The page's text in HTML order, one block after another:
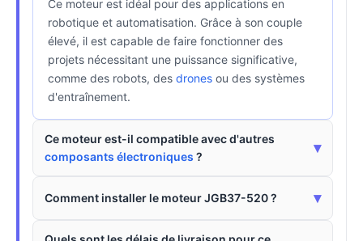
Ce moteur est idéal pour des applications en
robotique et automatisation. Grâce à son couple
élevé, il est capable de faire fonctionner des
projets nécessitant une puissance significative,
comme des robots, des drones ou des systèmes
d'entraînement.
Ce moteur est-il compatible avec d'autres
composants électroniques ?
▾
Comment installer le moteur JGB37-520 ? ▾